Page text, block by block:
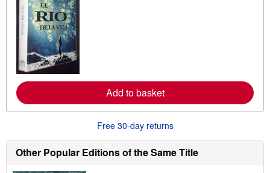
t
s
i
p
i
Add to basket
Free 30-day returns
Other Popular Editions of the Same Title